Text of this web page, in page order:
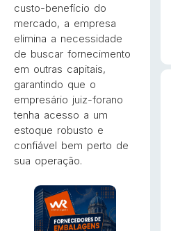
custo-benefício do
mercado, a empresa
elimina a necessidade
de buscar fornecimento
em outras capitais,
garantindo que o
empresário juiz-forano
tenha acesso a um
estoque robusto e
confiável bem perto de
sua operação.